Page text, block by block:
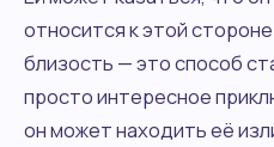
относится к этой
близость — это способ
просто интересное
он может находить её